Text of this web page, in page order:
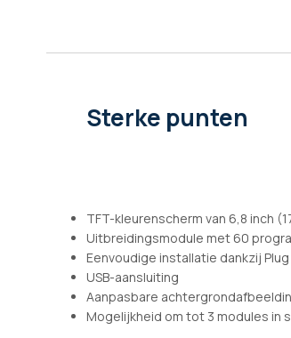
Sterke punten
TFT-kleurenscherm van 6,8 inch
Uitbreidingsmodule met 60
Eenvoudige installatie dankzij Plug
USB-aansluiting
Aanpasbare
Mogelijkheid om tot 3 modules in